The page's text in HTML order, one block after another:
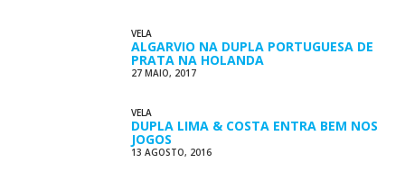
VELA
ALGARVIO NA DUPLA PORTUGUESA DE
PRATA NA HOLANDA
27 MAIO, 2017
VELA
DUPLA LIMA & COSTA ENTRA BEM NOS
JOGOS
13 AGOSTO, 2016